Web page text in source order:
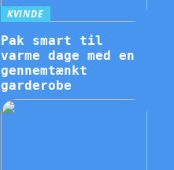
KVINDE
Pak smart til
varme dage med en
gennemtænkt
garderobe